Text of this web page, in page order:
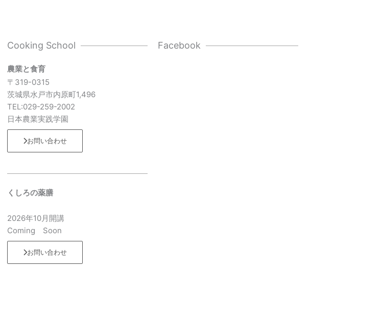
Cooking School
農業と食育
〒319-0315
茨城県水戸市内原町1,496
TEL:029-259-2002
日本農業実践学園
お問い合わせ
くしろの薬膳
2026年10月開講
Coming Soon
お問い合わせ
Facebook